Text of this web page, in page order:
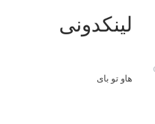
لینکدونی
هاو تو بای